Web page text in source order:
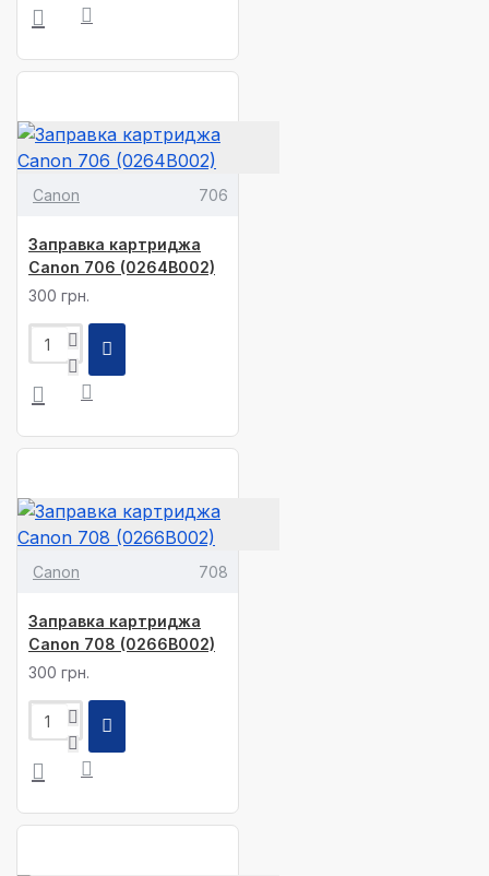
Canon 706
Заправка картриджа
Canon 706 (0264B002)
300 грн.
Canon 708
Заправка картриджа
Canon 708 (0266B002)
300 грн.